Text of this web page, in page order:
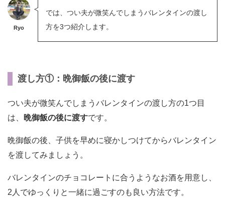
Ryo
では、つい夫が微笑んでしまうバレンタインの渡し
方を3つ紹介します。
渡し方①：晩御飯の後に渡す
つい夫が微笑んでしまうバレンタインの渡し方の1つ目
は、
晩御飯の後に渡すです。
晩御飯の後、子供を早めに寝かしつけてからバレンタイン
を渡してみましょう。
バレンタインのチョコレートに合うようなお酒を用意し、
2人でゆっくりと一緒に過ごすのも良い方法です。